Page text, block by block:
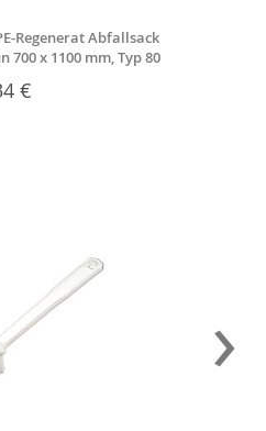
Regenerat Abfallsack
700 x 1100 mm, Typ 80
€
›